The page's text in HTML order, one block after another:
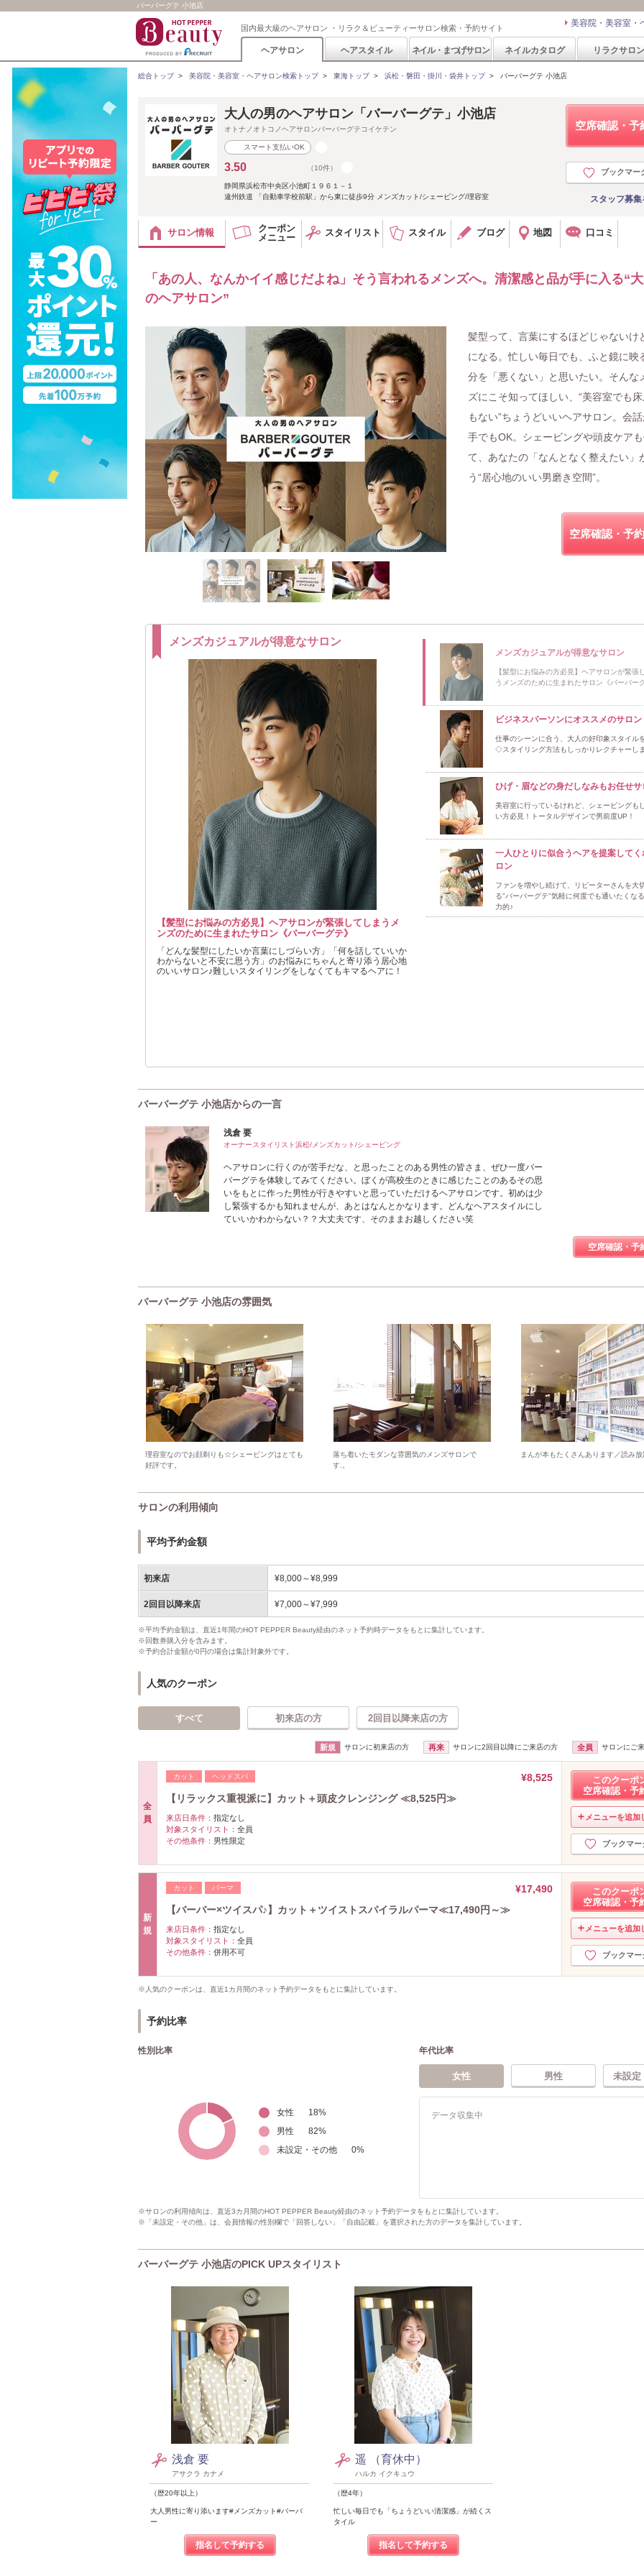
バーバーグテ 小池店
国内最大級のヘアサロン ・リラク＆ビューティーサロン検索・予約サイト 美容院・美容室・
ヘアサロン ヘアスタイル ネイル・まつげサロン ネイルカタログ リラクサロン
総合トップ> 美容院・美容室・ヘアサロン検索トップ> 東海トップ> 浜松・磐田・掛川・袋井トップ> バーバーグテ 小池店
空席確認・予
ブックマー
スタッフ募
大人の男のヘアサロン「バーバーグテ」小池店
オトナノオトコノヘアサロンバーバーグテコイケテン
スマート支払いOK
3.50 （10件）
静岡県浜松市中央区小池町１９６１－１
遠州鉄道 「自動車学校前駅」から東に徒歩9分 メンズカット/シェービング/理容室
サロン情報
クーポン
メニュー
スタイリスト スタイル ブログ 地図 口コミ
「あの人、なんかイイ感じだよね」そう言われるメンズへ。清潔感と品が手に入る“
のヘアサロン”
髪型って、言葉にするほどじゃないけ
になる。忙しい毎日でも、ふと鏡に映
分を「悪くない」と思いたい。そんな
ズにこそ知ってほしい、“美容室でも
もない”ちょうどいいヘアサロン。会
手でもOK。シェービングや頭皮ケア
て、あなたの「なんとなく整えたい」
う“居心地のいい男磨き空間”。
空席確認・予
メンズカジュアルが得意なサロン
【髪型にお悩みの方必見】ヘアサロンが緊張してしまうメ
ンズのために生まれたサロン《バーバーグテ》
「どんな髪型にしたいか言葉にしづらい方」「何を話していいか
わからないと不安に思う方」のお悩みにちゃんと寄り添う居心地
のいいサロン♪難しいスタイリングをしなくてもキマるヘアに！
メンズカジュアルが得意なサロン
【髪型にお悩みの方必見】ヘアサロンが緊張
うメンズのために生まれたサロン《バーバー
ビジネスパーソンにオススメのサロン
仕事のシーンに合う、大人の好印象スタイル
◇スタイリング方法もしっかりレクチャーし
ひげ・眉などの身だしなみもお任せサ
美容室に行っているけれど、シェービングも
い方必見！トータルデザインで男前度UP！
一人ひとりに似合うヘアを提案してく
ロン
ファンを増やし続けて、リピーターさんを大
る"バーバーグテ"気軽に何度でも通いたくな
力的♪
バーバーグテ 小池店からの一言
浅倉 要
オーナースタイリスト浜松/メンズカット/シェービング
ヘアサロンに行くのが苦手だな、と思ったことのある男性の皆さま、ぜひ一度バー
バーグテを体験してみてください。ぼくが高校生のときに感じたことのあるその思
いをもとに作った男性が行きやすいと思っていただけるヘアサロンです。初めは少
し緊張するかも知れませんが、あとはなんとかなります。どんなヘアスタイルにし
ていいかわからない？？大丈夫です、そのままお越しください笑
空席確認・予
バーバーグテ 小池店の雰囲気
理容室なのでお顔剃りも☆シェービングはとても
好評です。
落ち着いたモダンな雰囲気のメンズサロンで
す.。
まんが本もたくさんあります／読み放
サロンの利用傾向
平均予約金額
初来店 ¥8,000～¥8,999
2回目以降来店 ¥7,000～¥7,999
※平均予約金額は、直近1年間のHOT PEPPER Beauty経由のネット予約時データをもとに集計しています。
※回数券購入分を含みます。
※予約合計金額が0円の場合は集計対象外です。
人気のクーポン
すべて 初来店の方 2回目以降来店の方
新規 サロンに初来店の方 再来 サロンに2回目以降にご来店の方 全員 サロンにご
全
員
カット ヘッドスパ
¥8,525
【リラックス重視派に】カット＋頭皮クレンジング ≪8,525円≫
来店日条件： 指定なし
対象スタイリスト： 全員
その他条件： 男性限定
このクーポ
空席確認・予
メニューを追加
ブックマー
新
規
カット パーマ
¥17,490
【バーバー×ツイスパ♪】カット＋ツイストスパイラルパーマ≪17,490円～≫
来店日条件： 指定なし
対象スタイリスト： 全員
その他条件： 併用不可
このクーポ
空席確認・予
メニューを追加
ブックマー
※人気のクーポンは、直近1カ月間のネット予約データをもとに集計しています。
予約比率
性別比率
女性 18%
男性
82%
未設定・その他
0%
年代比率
女性 男性 未設定
データ収集中
※サロンの利用傾向は、直近3カ月間のHOT PEPPER Beauty経由のネット予約データをもとに集計しています。
※「未設定・その他」は、会員情報の性別欄で「回答しない」「自由記載」を選択された方のデータを集計しています。
バーバーグテ 小池店のPICK UPスタイリスト
浅倉 要
アサクラ カナメ
（歴20年以上）
大人男性に寄り添います#メンズカット#バーバ
ー
指名して予約する
遥 （育休中）
ハルカ イクキュウ
（歴4年）
忙しい毎日でも「ちょうどいい清潔感」が続くス
タイル
指名して予約する